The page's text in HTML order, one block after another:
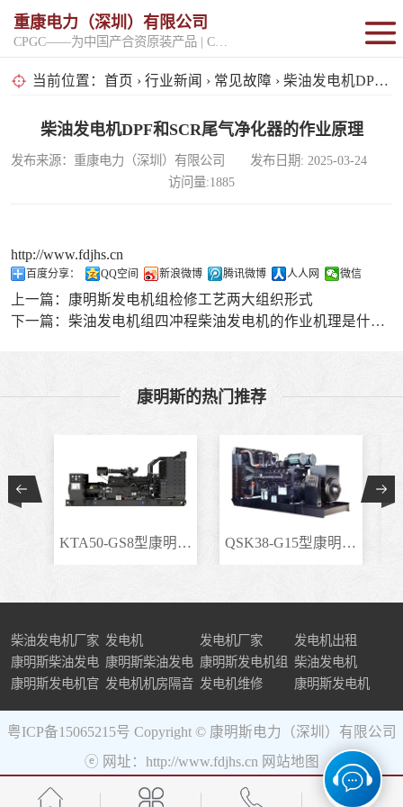
重康电力（深圳）有限公司
当前位置： 首页 › 行业新闻 › 常见故障 › 柴油发电机DPF和SCR尾气净化器的作业原理
柴油发电机DPF和SCR尾气净化器的作业原理
发布来源：重康电力（深圳）有限公司 发布日期: 2025-03-24
访问量:1885
http://www.fdjhs.cn
百度分享： QQ空间 新浪微博 腾讯微博 人人网 微信
上一篇： 康明斯发电机组检修工艺两大组织形式
下一篇： 柴油发电机组四冲程柴油发电机的作业机理是什么？
康明斯的热门推荐
KTA50-GS8型康明斯柴.. QSK38-G15型康明斯柴..
柴油发电机厂家 发电机 发电机厂家
发电机出租
康明斯柴油发电
机组
康明斯柴油发电
机
康明斯发电机组 柴油发电机
康明斯发电机官 发电机机房隔音 发电机维修 康明斯发电机
粤ICP备15065215号 Copyright © 康明斯电力（深圳）有限公司
ⓔ 网址：http://www.fdjhs.cn 网站地图
固定开架式
超静音型
移动电站